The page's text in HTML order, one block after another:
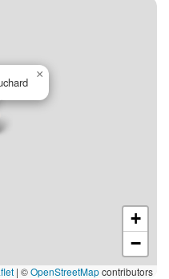
×
+
−
| ©OpenStreetMapcontributors